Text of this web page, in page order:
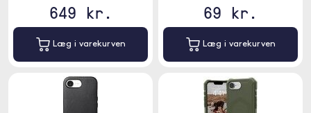
649 kr.
Læg i varekurven
69 kr.
Læg i varekurven